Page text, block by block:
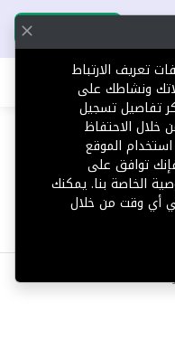
تحميل التطبيق
اطلب عقارك
تعريف الارتباط
ونشاطك على
تفاصيل تسجيل
خلال الاحتفاظ
الموقع
توافق على
الخاصة بنا. يمكنك
أي وقت من خلال